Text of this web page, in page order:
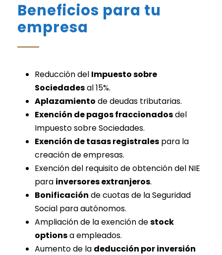
Beneficios para tu
empresa
Reduccióndel Impuesto sobre
Sociedadesal 15%.
Aplazamiento de deudas tributarias.
Exención de pagos fraccionadosdel
Impuesto sobre Sociedades.
Exención de tasas registrales para la
creación de empresas.
Exención del requisito de obtención del NIE
para inversores extranjeros.
Bonificación de cuotas de la Seguridad
Social para autónomos.
Ampliación de la exención destock
optionsa empleados.
Aumento de la deducción por inversión